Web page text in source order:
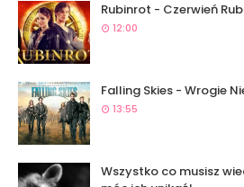
Rubinrot - Czerwień
12:00
Falling Skies - Wrogie
13:55
Wszystko co musisz